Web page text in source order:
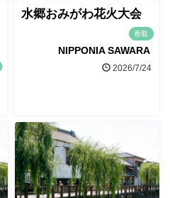
水郷おみがわ花火大会
香取
NIPPONIA SAWARA
2026/7/24